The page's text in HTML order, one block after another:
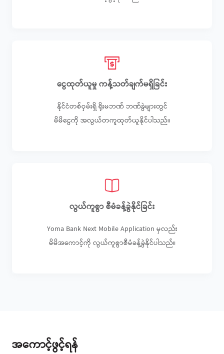
ငွေထုတ်ယူမှု ကန့်သတ်ချက်မရှိခြင်း
နိုင်ငံတစ်ဝှမ်းရှိ ရိုးမဘဏ် ဘဏ်ခွဲများတွင်
မိမိငွေကို အလွယ်တကူထုတ်ယူနိုင်ပါသည်။
လွယ်ကူစွာ စီမံခန့်ခွဲနိုင်ခြင်း
Yoma Bank Next Mobile Application မှလည်း
မိမိအကောင့်ကို လွယ်ကူစွာစီမံခန့်ခွဲနိုင်ပါသည်။
အကောင့်ဖွင့်ရန်